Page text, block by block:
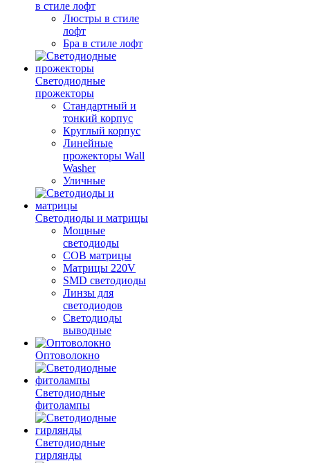
в стиле лофт
Люстры в стиле
лофт
Бра в стиле лофт
Светодиодные
прожекторы
Стандартный и
тонкий корпус
Круглый корпус
Линейные
прожекторы Wall
Washer
Уличные
Светодиоды и матрицы
Мощные
светодиоды
COB матрицы
Матрицы 220V
SMD светодиоды
Линзы для
светодиодов
Светодиоды
выводные
Оптоволокно
Светодиодные
фитолампы
Светодиодные
гирлянды